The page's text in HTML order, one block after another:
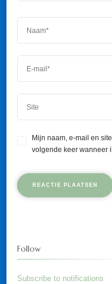
Mijn naam, e-mail en
volgende keer wanneer
Follow
Subscribe to notifications